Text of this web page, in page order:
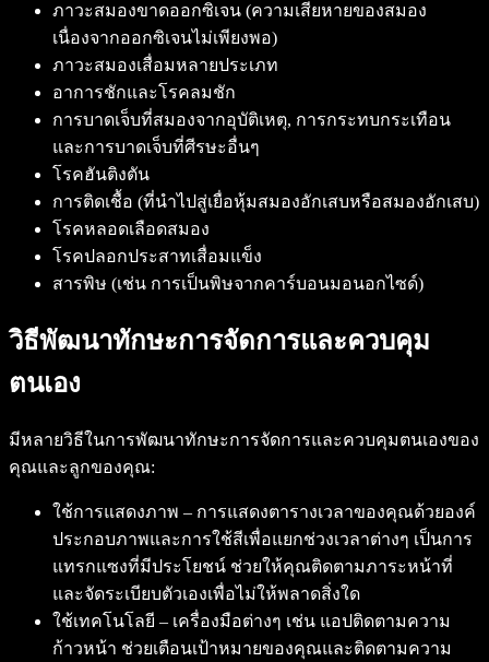
ภาวะสมองขาดออกซิเจน (ความเสียหายของสมอง
เนื่องจากออกซิเจนไม่เพียงพอ)
ภาวะสมองเสื่อมหลายประเภท
อาการชักและโรคลมชัก
การบาดเจ็บที่สมองจากอุบัติเหตุ, การกระทบกระเทือน
และการบาดเจ็บที่ศีรษะอื่นๆ
โรคฮันติงตัน
การติดเชื้อ (ที่นำไปสู่เยื่อหุ้มสมองอักเสบหรือสมองอักเสบ)
โรคหลอดเลือดสมอง
โรคปลอกประสาทเสื่อมแข็ง
สารพิษ (เช่น การเป็นพิษจากคาร์บอนมอนอกไซด์)
วิธีพัฒนาทักษะการจัดการและควบคุม
ตนเอง
มีหลายวิธีในการพัฒนาทักษะการจัดการและควบคุมตนเองของ
คุณและลูกของคุณ:
ใช้การแสดงภาพ – การแสดงตารางเวลาของคุณด้วยองค์
ประกอบภาพและการใช้สีเพื่อแยกช่วงเวลาต่างๆ เป็นการ
แทรกแซงที่มีประโยชน์ ช่วยให้คุณติดตามภาระหน้าที่
และจัดระเบียบตัวเองเพื่อไม่ให้พลาดสิ่งใด
ใช้เทคโนโลยี – เครื่องมือต่างๆ เช่น แอปติดตามความ
ก้าวหน้า ช่วยเตือนเป้าหมายของคุณและติดตามความ